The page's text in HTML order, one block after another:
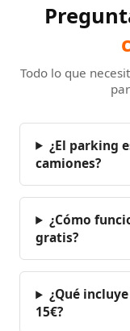
Todo lo que
¿El parking
camiones?
¿Cómo
gratis?
¿Qué
15€?